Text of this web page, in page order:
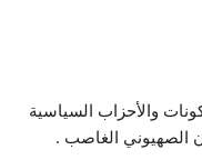
والأحزاب السياسية
الصهيوني الغاصب .